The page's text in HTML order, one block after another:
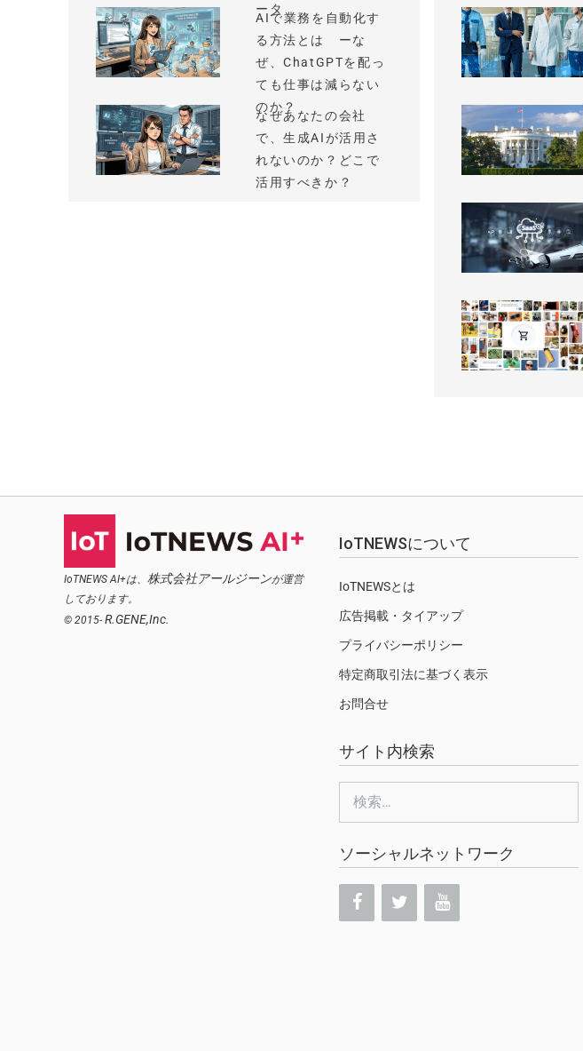
ータ
AIで業務を自動化す
る方法とは ーな
ぜ、ChatGPTを配っ
ても仕事は減らない
のか？
なぜあなたの会社
で、生成AIが活用さ
れないのか？どこで
活用すべきか？
IoTNEWS AI+は、 株式会社アールジーンが運営
しております。
© 2015- R.GENE,Inc.
IoTNEWSについて
IoTNEWSとは
広告掲載・タイアップ
プライバシーポリシー
特定商取引法に基づく表示
お問合せ
サイト内検索
索:
ソーシャルネットワーク